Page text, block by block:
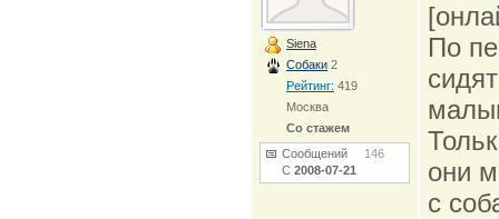
Siena
Собаки 2
Рейтинг: 419
Москва
Со стажем
Сообщений 146
С 2008-07-21
По
они
с